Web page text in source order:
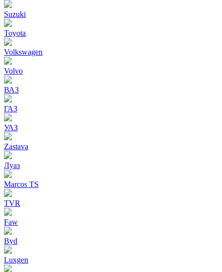
Suzuki
Toyota
Volkswagen
Volvo
ВАЗ
ГАЗ
УАЗ
Zastava
Луаз
Marcos TS
TVR
Faw
Byd
Luxgen